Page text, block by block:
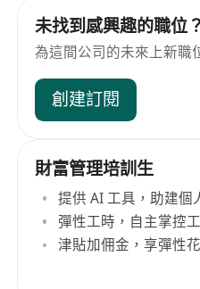
未找到感興趣的職位？
為這間公司的未來上新職
創建訂閱
財富管理培訓生
提供 AI 工具，助建個
彈性工時，自主掌控
津貼加佣金，享彈性